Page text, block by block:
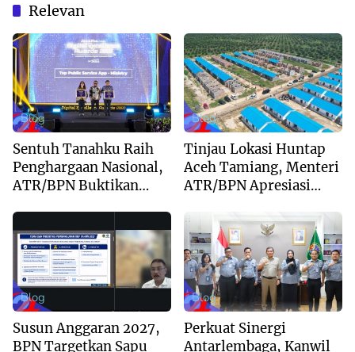
Relevan
Blog
Sentuh Tanahku Raih
Penghargaan Nasional,
ATR/BPN Buktikan
Blog
Tinjau Lokasi Huntap
Aceh Tamiang, Menteri
ATR/BPN Apresiasi
Buddha Tzu Chi dan
Aguan
Blog
Susun Anggaran 2027,
BPN Targetkan Sapu
Blog
Perkuat Sinergi
Antarlembaga, Kanwil